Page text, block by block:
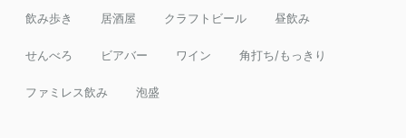
飲み歩き 居酒屋 クラフトビール 昼飲み
せんべろ ビアバー ワイン 角打ち/もっきり
ファミレス飲み 泡盛